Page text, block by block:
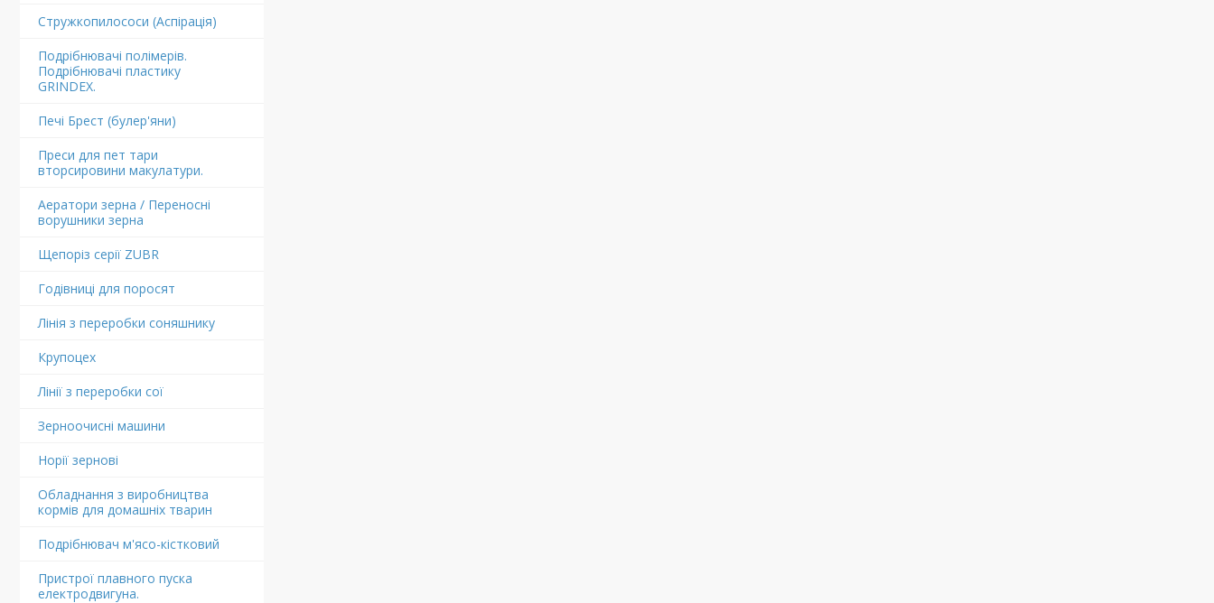
Стружкопилососи (Аспірація)
Подрібнювачі полімерів.
Подрібнювачі пластику
GRINDEX.
Печі Брест (булер'яни)
Преси для пет тари
вторсировини макулатури.
Аератори зерна / Переносні
ворушники зерна
Щепоріз серії ZUBR
Годівниці для поросят
Лінія з переробки соняшнику
Крупоцех
Лінії з переробки сої
Зерноочисні машини
Норії зернові
Обладнання з виробництва
кормів для домашніх тварин
Подрібнювач м'ясо-кістковий
Пристрої плавного пуска
електродвигуна.